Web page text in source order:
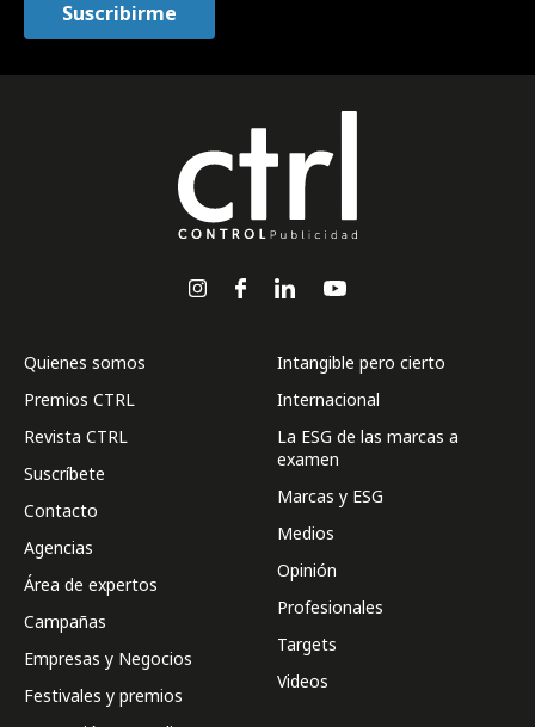
Quienes somos
Premios CTRL
Revista CTRL
Suscríbete
Contacto
Agencias
Área de expertos
Campañas
Empresas y Negocios
Festivales y premios
Intangible pero cierto
Internacional
La ESG de las marcas a
examen
Marcas y ESG
Medios
Opinión
Profesionales
Targets
Videos